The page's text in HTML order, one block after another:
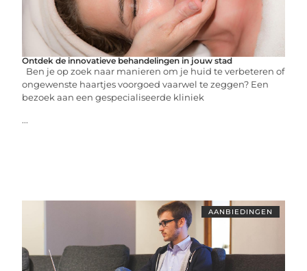
Ontdek de innovatieve behandelingen in jouw stad
Ben je op zoek naar manieren om je huid te verbeteren of
ongewenste haartjes voorgoed vaarwel te zeggen? Een
bezoek aan een gespecialiseerde kliniek
...
AANBIEDINGEN